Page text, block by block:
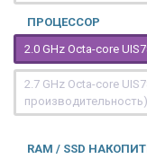
ПРОЦЕССОР
2.0 GHz Octa-core
2.7 GHz Octa-core
RAM / SSD